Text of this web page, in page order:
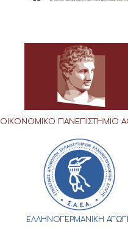
ΟΙΚΟΝΟΜΙΚΟ ΠΑΝΕΠΙΣΤΗΜΙΟ
ΕΛΛΗΝΟΓΕΡΜΑΝΙΚΗ